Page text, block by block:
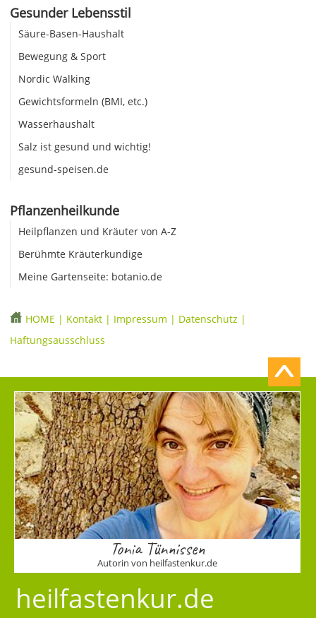
Gesunder Lebensstil
Säure-Basen-Haushalt
Bewegung & Sport
Nordic Walking
Gewichtsformeln (BMI, etc.)
Wasserhaushalt
Salz ist gesund und wichtig!
gesund-speisen.de
Pflanzenheilkunde
Heilpflanzen und Kräuter von A-Z
Berühmte Kräuterkundige
Meine Gartenseite: botanio.de
HOME | Kontakt | Impressum | Datenschutz |
Haftungsausschluss
Tonia Tünnissen
Autorin von heilfastenkur.de
heilfastenkur.de